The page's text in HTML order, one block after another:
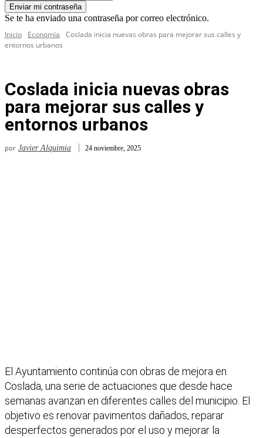
Se te ha enviado una contraseña por correo electrónico.
Inicio
Economía
Coslada inicia nuevas obras para mejorar sus calles y
entornos urbanos
Coslada inicia nuevas obras
para mejorar sus calles y
entornos urbanos
por Javier Alquimia 24 noviembre, 2025
El Ayuntamiento continúa con obras de mejora en
Coslada, una serie de actuaciones que desde hace
semanas avanzan en diferentes calles del municipio. El
objetivo es renovar pavimentos dañados, reparar
desperfectos generados por el uso y mejorar la